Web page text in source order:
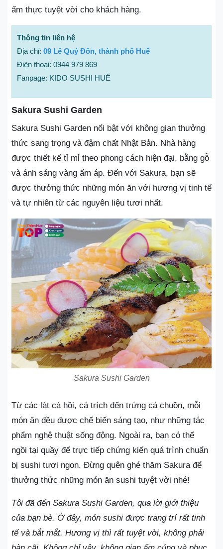
ẩm thực tuyệt vời cho khách hàng.
Thông tin liên hệ
Địa chỉ: 09 Lê Quý Đôn, thành phố Huế
Điện thoại: 0944 979 869
Fanpage: KIDO SUSHI HUẾ
Sakura Sushi Garden
Sakura Sushi Garden nổi bật với không gian thưởng
thức sang trọng và đậm chất Nhật Bản. Nhà hàng
được thiết kế tỉ mỉ theo phong cách hiện đại, bằng gỗ
và ánh sáng vàng ấm áp. Đến với Sakura, bạn sẽ
được thưởng thức những món ăn với hương vị tinh tế
và tự nhiên từ các nguyên liệu tươi nhất.
Sakura Sushi Garden
Từ các lát cá hồi, cá trích đến trứng cá chuồn, mỗi
món ăn đều được chế biến sáng tạo, như những tác
phẩm nghệ thuật sống động. Ngoài ra, bạn có thể
ngồi tại quầy để trực tiếp chứng kiến quá trình chuẩn
bị sushi tươi ngon. Đừng quên ghé thăm Sakura để
thưởng thức những món ăn sushi tuyệt vời nhé!
Tôi đã đến Sakura Sushi Garden, qua lời giới thiệu
của bạn bè. Ở đây, món sushi được trang trí rất tinh
tế và bắt mắt. Hương vị thì rất tuyệt vời, không phải